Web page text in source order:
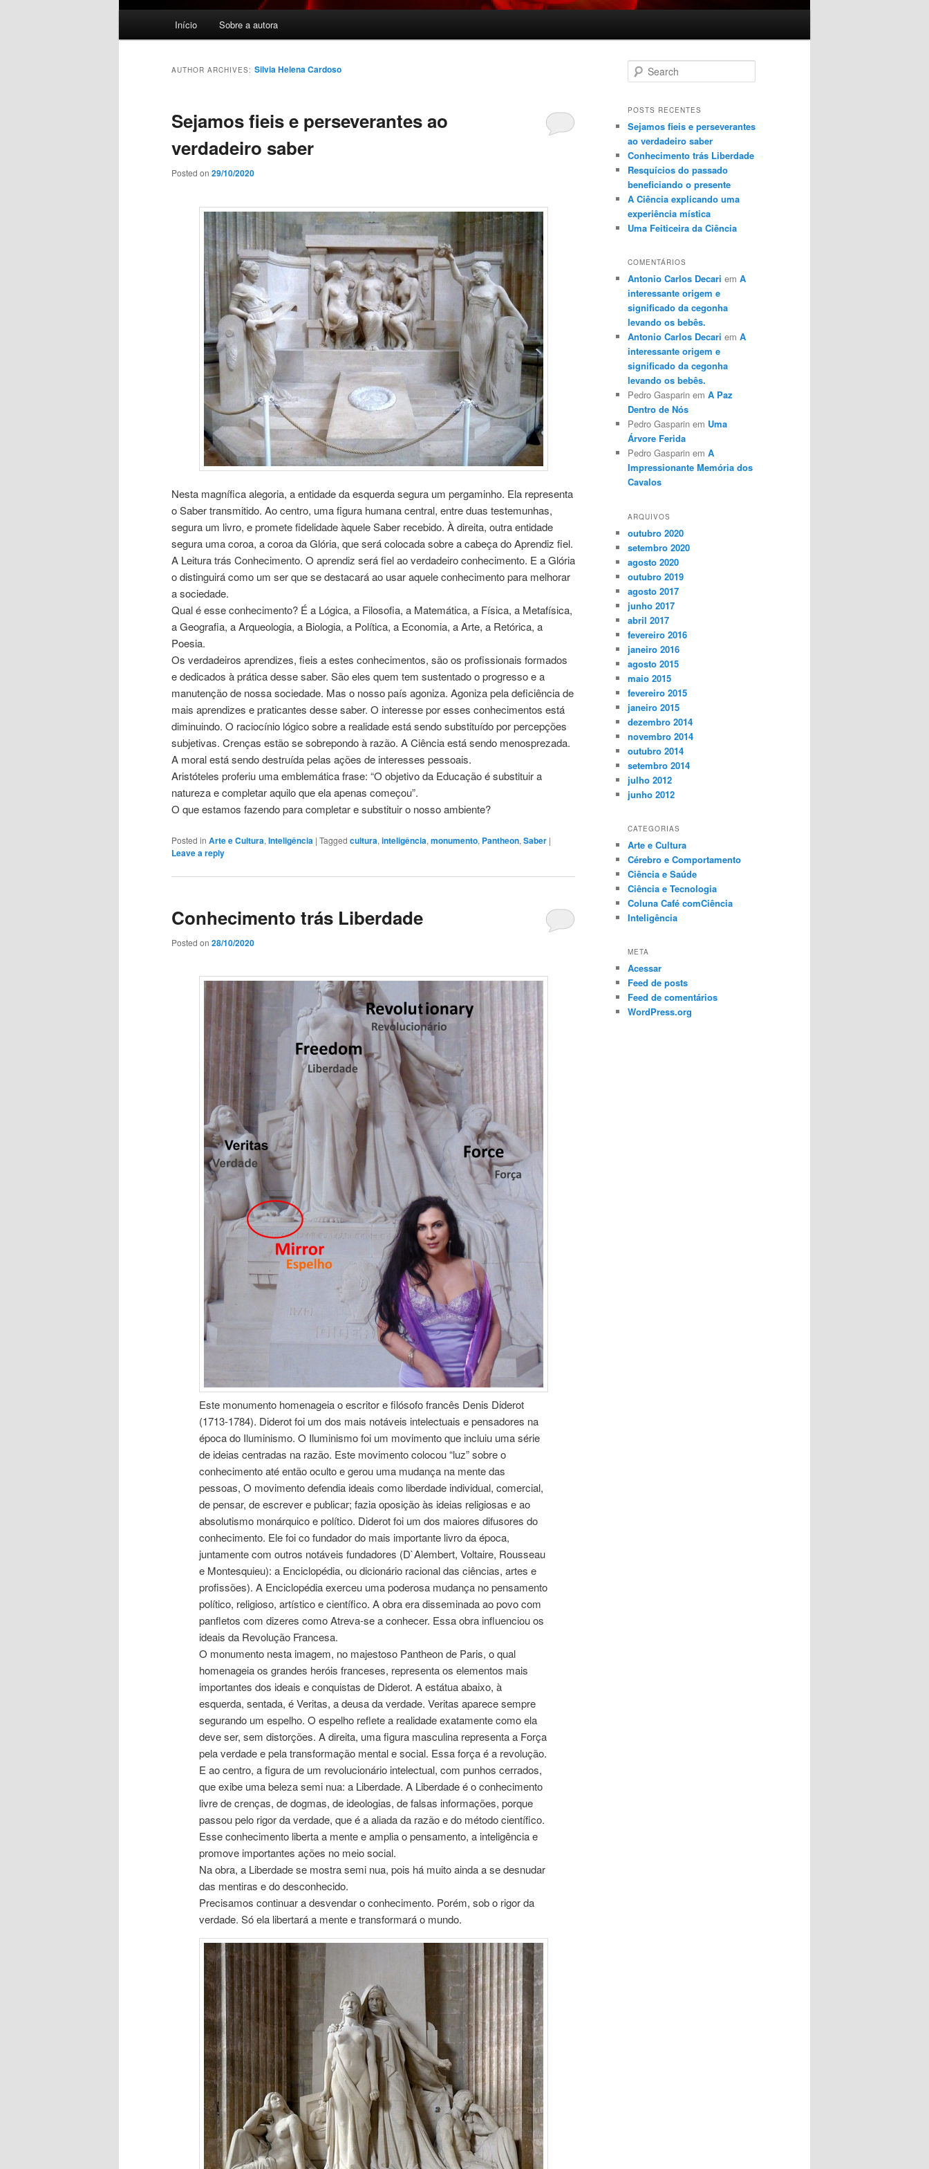
Skip to primary content
Skip to secondary content
Início Sobre a autora
AUTHOR ARCHIVES: Silvia Helena Cardoso
Sejamos fieis e perseverantes ao
verdadeiro saber
Posted on 29/10/2020
Nesta magnífica alegoria, a entidade da esquerda segura um pergaminho. Ela representa
o Saber transmitido. Ao centro, uma figura humana central, entre duas testemunhas,
segura um livro, e promete fidelidade àquele Saber recebido. À direita, outra entidade
segura uma coroa, a coroa da Glória, que será colocada sobre a cabeça do Aprendiz fiel.
A Leitura trás Conhecimento. O aprendiz será fiel ao verdadeiro conhecimento. E a Glória
o distinguirá como um ser que se destacará ao usar aquele conhecimento para melhorar
a sociedade.
Qual é esse conhecimento? É a Lógica, a Filosofia, a Matemática, a Física, a Metafísica,
a Geografia, a Arqueologia, a Biologia, a Política, a Economia, a Arte, a Retórica, a
Poesia.
Os verdadeiros aprendizes, fieis a estes conhecimentos, são os profissionais formados
e dedicados à prática desse saber. São eles quem tem sustentado o progresso e a
manutenção de nossa sociedade. Mas o nosso país agoniza. Agoniza pela deficiência de
mais aprendizes e praticantes desse saber. O interesse por esses conhecimentos está
diminuindo. O raciocínio lógico sobre a realidade está sendo substituído por percepções
subjetivas. Crenças estão se sobrepondo à razão. A Ciência está sendo menosprezada.
A moral está sendo destruída pelas ações de interesses pessoais.
Aristóteles proferiu uma emblemática frase: “O objetivo da Educação é substituir a
natureza e completar aquilo que ela apenas começou”.
O que estamos fazendo para completar e substituir o nosso ambiente?
Posted in Arte e Cultura,Inteligência | Tagged cultura,inteligência,monumento, Pantheon,Saber |
Leave a reply
Conhecimento trás Liberdade
Posted on 28/10/2020
Este monumento homenageia o escritor e filósofo francês Denis Diderot
(1713-1784). Diderot foi um dos mais notáveis intelectuais e pensadores na
época do Iluminismo. O Iluminismo foi um movimento que incluiu uma série
de ideias centradas na razão. Este movimento colocou “luz” sobre o
conhecimento até então oculto e gerou uma mudança na mente das
pessoas, O movimento defendia ideais como liberdade individual, comercial,
de pensar, de escrever e publicar; fazia oposição às ideias religiosas e ao
absolutismo monárquico e político. Diderot foi um dos maiores difusores do
conhecimento. Ele foi co fundador do mais importante livro da época,
juntamente com outros notáveis fundadores (D`Alembert, Voltaire, Rousseau
e Montesquieu): a Enciclopédia, ou dicionário racional das ciências, artes e
profissões). A Enciclopédia exerceu uma poderosa mudança no pensamento
político, religioso, artístico e científico. A obra era disseminada ao povo com
panfletos com dizeres como Atreva-se a conhecer. Essa obra influenciou os
ideais da Revolução Francesa.
O monumento nesta imagem, no majestoso Pantheon de Paris, o qual
homenageia os grandes heróis franceses, representa os elementos mais
importantes dos ideais e conquistas de Diderot. A estátua abaixo, à
esquerda, sentada, é Veritas, a deusa da verdade. Veritas aparece sempre
segurando um espelho. O espelho reflete a realidade exatamente como ela
deve ser, sem distorções. A direita, uma figura masculina representa a Força
pela verdade e pela transformação mental e social. Essa força é a revolução.
E ao centro, a figura de um revolucionário intelectual, com punhos cerrados,
que exibe uma beleza semi nua: a Liberdade. A Liberdade é o conhecimento
livre de crenças, de dogmas, de ideologias, de falsas informações, porque
passou pelo rigor da verdade, que é a aliada da razão e do método científico.
Esse conhecimento liberta a mente e amplia o pensamento, a inteligência e
promove importantes ações no meio social.
Na obra, a Liberdade se mostra semi nua, pois há muito ainda a se desnudar
das mentiras e do desconhecido.
Precisamos continuar a desvendar o conhecimento. Porém, sob o rigor da
verdade. Só ela libertará a mente e transformará o mundo.
Search
POSTS RECENTES
Sejamos fieis e perseverantes
ao verdadeiro saber
Conhecimento trás Liberdade
Resquícios do passado
beneficiando o presente
A Ciência explicando uma
experiência mística
Uma Feiticeira da Ciência
COMENTÁRIOS
Antonio Carlos Decari em A
interessante origem e
significado da cegonha
levando os bebês.
Antonio Carlos Decari em A
interessante origem e
significado da cegonha
levando os bebês.
Pedro Gasparin em A Paz
Dentro de Nós
Pedro Gasparin em Uma
Árvore Ferida
Pedro Gasparin em A
Impressionante Memória dos
Cavalos
ARQUIVOS
outubro 2020
setembro 2020
agosto 2020
outubro 2019
agosto 2017
junho 2017
abril 2017
fevereiro 2016
janeiro 2016
agosto 2015
maio 2015
fevereiro 2015
janeiro 2015
dezembro 2014
novembro 2014
outubro 2014
setembro 2014
julho 2012
junho 2012
CATEGORIAS
Arte e Cultura
Cérebro e Comportamento
Ciência e Saúde
Ciência e Tecnologia
Coluna Café comCiência
Inteligência
META
Acessar
Feed de posts
Feed de comentários
WordPress.org